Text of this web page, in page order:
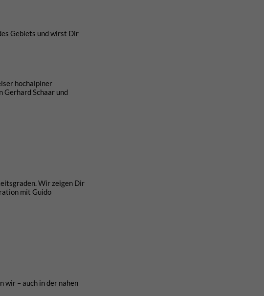
Gebiets und wirst Dir
hochalpiner
Gerhard Schaar und
Wir zeigen Dir
mit Guido
wir – auch in der nahen